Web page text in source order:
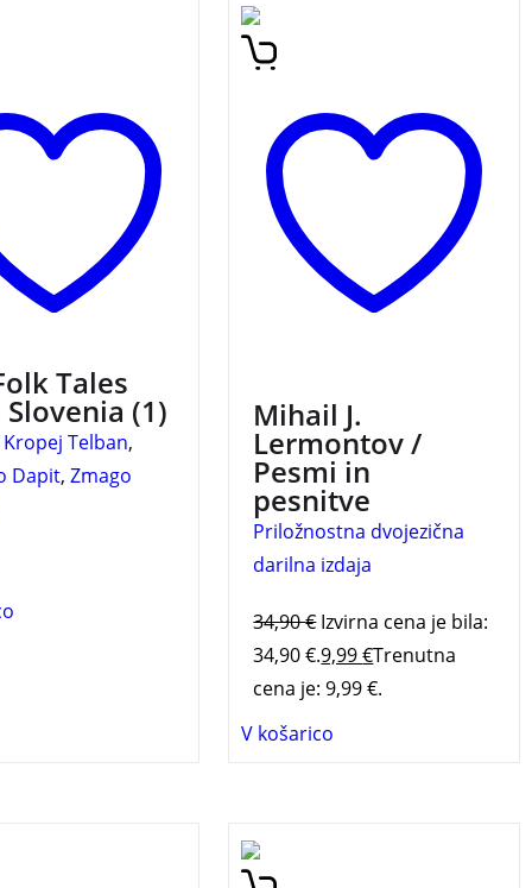
of Slovenian
Here are
handed down
generation to
which helped
to better
the world, to
is good and
or bad,
to behave in
from Slovenia.
Tales
(1)
Telban,
Dapit, Zmago
Mihail J. Lermontov (1814 –
1841) je bil pomemben
romanopisec, dramatik in
slikar. Njegove pesmi
predstavljajo bogato
zakladnicо za glasbeno
ustvarjalnost. Mnoge med
njimi so celo ponarodele.
Priložnostna dvojezična
darilna izdaja ob 200.
Mihail J.
Lermontov /
Pesmi in
pesnitve
Priložnostna dvojezična
darilna izdaja
34,90€ Izvirna cena je bila:
34,90 €.9,99€Trenutna
cena je: 9,99 €.
V košarico
nagrajenega
Spoznajte prvih petdeset